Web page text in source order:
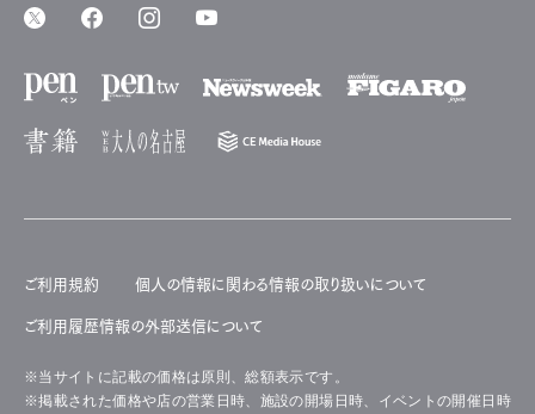
ご利用規約 個人の情報に関わる情報の取り扱いについて
ご利用履歴情報の外部送信について
※当サイトに記載の価格は原則、総額表示です。
※掲載された価格や店の営業日時、施設の開場日時、イベントの開催日時